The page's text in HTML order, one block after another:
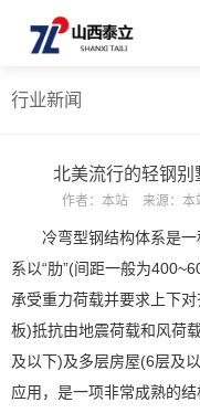
行业新闻
北美流行的轻钢别
作者： 本站 来源： 本
冷弯型钢结构体系是
系以“肋”(间距一般为
承受重力荷载并要求上下
板)抵抗由地震荷载和风荷
及以下)及多层房屋(6层及
应用，是一项非常成熟的